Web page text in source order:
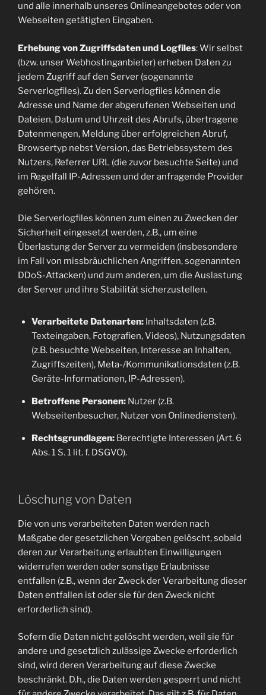
und alle innerhalb unseres Onlineangebotes oder von
Webseiten getätigten Eingaben.
Erhebung von Zugriffsdaten und Logfiles: Wir selbst
(bzw. unser Webhostinganbieter) erheben Daten zu
jedem Zugriff auf den Server (sogenannte
Serverlogfiles). Zu den Serverlogfiles können die
Adresse und Name der abgerufenen Webseiten und
Dateien, Datum und Uhrzeit des Abrufs, übertragene
Datenmengen, Meldung über erfolgreichen Abruf,
Browsertyp nebst Version, das Betriebssystem des
Nutzers, Referrer URL (die zuvor besuchte Seite) und
im Regelfall IP-Adressen und der anfragende Provider
gehören.
Die Serverlogfiles können zum einen zu Zwecken der
Sicherheit eingesetzt werden, z.B., um eine
Überlastung der Server zu vermeiden (insbesondere
im Fall von missbräuchlichen Angriffen, sogenannten
DDoS-Attacken) und zum anderen, um die Auslastung
der Server und ihre Stabilität sicherzustellen.
Verarbeitete Datenarten:Inhaltsdaten (z.B.
Texteingaben, Fotografien, Videos), Nutzungsdaten
(z.B. besuchte Webseiten, Interesse an Inhalten,
Zugriffszeiten), Meta-/Kommunikationsdaten (z.B.
Geräte-Informationen, IP-Adressen).
Betroffene Personen:Nutzer (z.B.
Webseitenbesucher, Nutzer von Onlinediensten).
Rechtsgrundlagen:Berechtigte Interessen (Art. 6
Abs. 1 S. 1 lit. f. DSGVO).
Löschung von Daten
Die von uns verarbeiteten Daten werden nach
Maßgabe der gesetzlichen Vorgaben gelöscht, sobald
deren zur Verarbeitung erlaubten Einwilligungen
widerrufen werden oder sonstige Erlaubnisse
entfallen (z.B., wenn der Zweck der Verarbeitung dieser
Daten entfallen ist oder sie für den Zweck nicht
erforderlich sind).
Sofern die Daten nicht gelöscht werden, weil sie für
andere und gesetzlich zulässige Zwecke erforderlich
sind, wird deren Verarbeitung auf diese Zwecke
beschränkt. D.h., die Daten werden gesperrt und nicht